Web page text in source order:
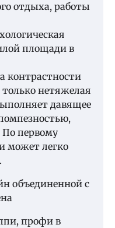
отдыха, работы
площади в
контрастности
нетяжелая
давящее
По первому
может легко
объединенной с
профи в